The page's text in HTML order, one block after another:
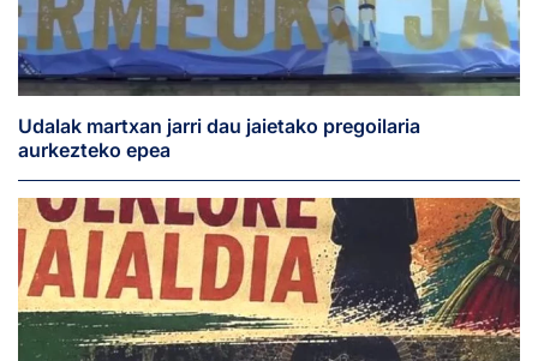
Udalak martxan jarri dau jaietako pregoilaria
aurkezteko epea